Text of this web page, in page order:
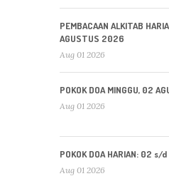
PEMBACAAN ALKITAB
AGUSTUS 2026
Aug 01 2026
POKOK DOA MINGGU, 02
Aug 01 2026
POKOK DOA HARIAN: 02
Aug 01 2026